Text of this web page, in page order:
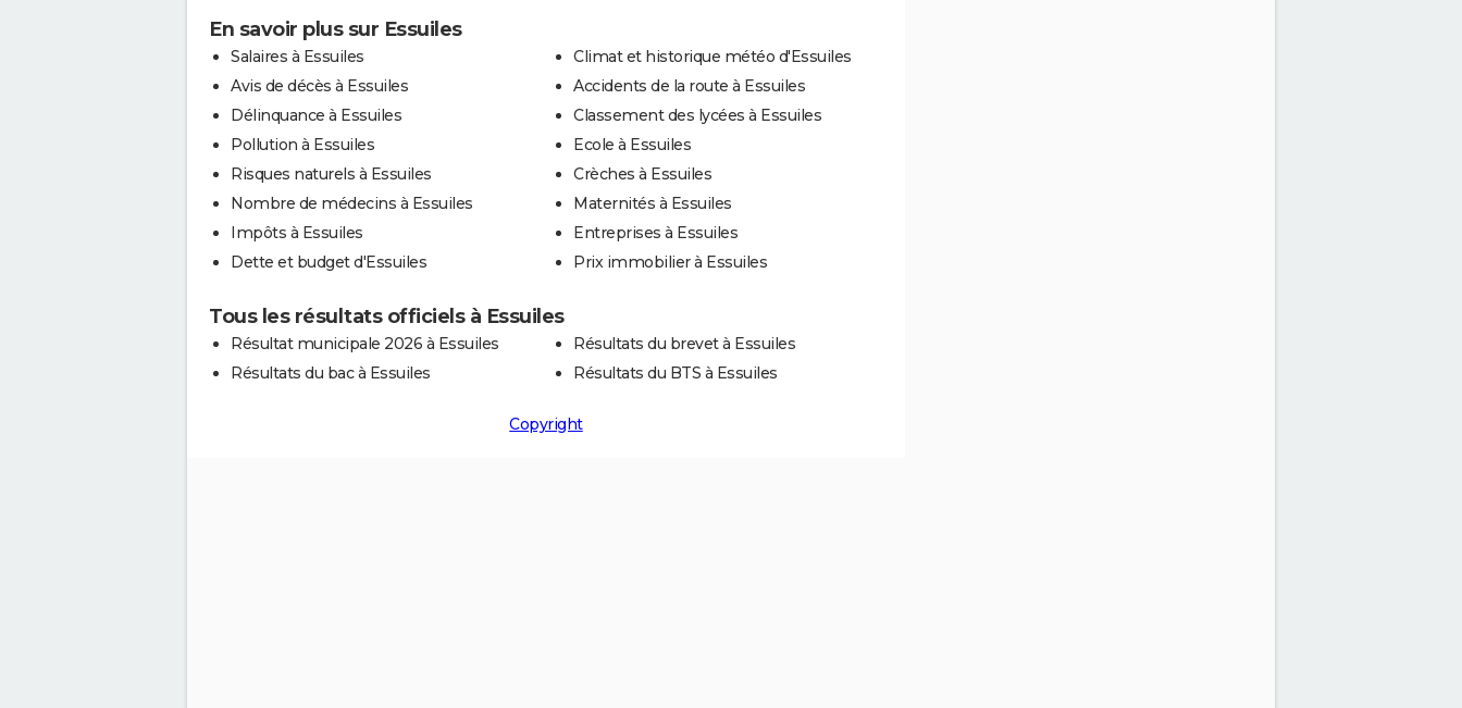
En savoir plus sur Essuiles
Salaires à Essuiles
Avis de décès à Essuiles
Délinquance à Essuiles
Pollution à Essuiles
Risques naturels à Essuiles
Nombre de médecins à Essuiles
Impôts à Essuiles
Dette et budget d'Essuiles
Climat et historique météo d'Essuiles
Accidents de la route à Essuiles
Classement des lycées à Essuiles
Ecole à Essuiles
Crèches à Essuiles
Maternités à Essuiles
Entreprises à Essuiles
Prix immobilier à Essuiles
Tous les résultats officiels à Essuiles
Résultat municipale 2026 à Essuiles
Résultats du bac à Essuiles
Résultats du brevet à Essuiles
Résultats du BTS à Essuiles
Copyright